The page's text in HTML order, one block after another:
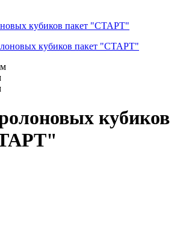
кубиков пакет "СТАРТ"
кубиков